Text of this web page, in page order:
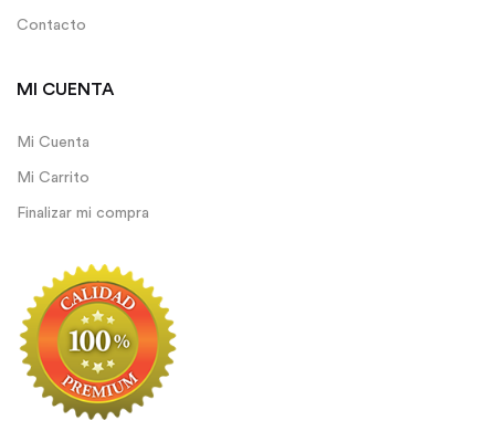
Contacto
MI CUENTA
Mi Cuenta
Mi Carrito
Finalizar mi compra